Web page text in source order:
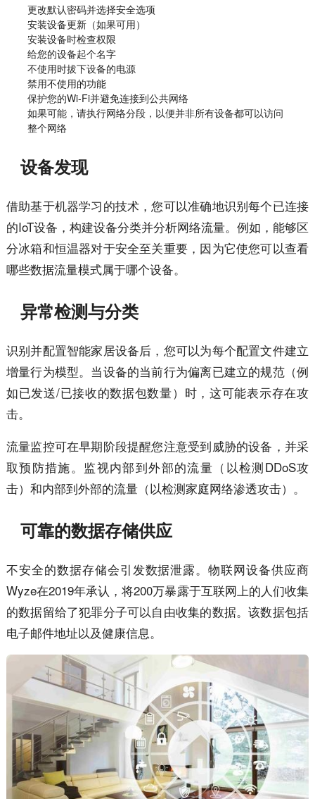
更改默认密码并选择安全选项
安装设备更新（如果可用）
安装设备时检查权限
给您的设备起个名字
不使用时拔下设备的电源
禁用不使用的功能
保护您的Wi-Fi并避免连接到公共网络
如果可能，请执行网络分段，以便并非所有设备都可以访问
整个网络
设备发现
借助基于机器学习的技术，您可以准确地识别每个已连接
的IoT设备，构建设备分类并分析网络流量。例如，能够区
分冰箱和恒温器对于安全至关重要，因为它使您可以查看
哪些数据流量模式属于哪个设备。
异常检测与分类
识别并配置智能家居设备后，您可以为每个配置文件建立
增量行为模型。当设备的当前行为偏离已建立的规范（例
如已发送/已接收的数据包数量）时，这可能表示存在攻
击。
流量监控可在早期阶段提醒您注意受到威胁的设备，并采
取预防措施。监视内部到外部的流量（以检测DDoS攻
击）和内部到外部的流量（以检测家庭网络渗透攻击）。
可靠的数据存储供应
不安全的数据存储会引发数据泄露。物联网设备供应商
Wyze在2019年承认，将200万暴露于互联网上的人们收集
的数据留给了犯罪分子可以自由收集的数据。该数据包括
电子邮件地址以及健康信息。